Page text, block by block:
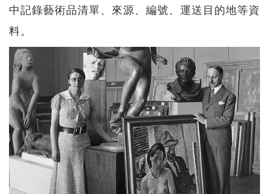
中記錄藝術品清單、來源、編號、運送目的地等資
料。